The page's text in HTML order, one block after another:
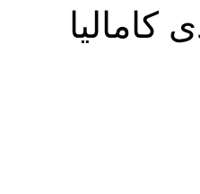
کامالیا